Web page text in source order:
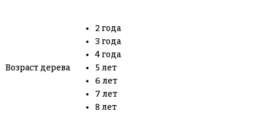
Возраст дерева
2 года
3 года
4 года
5 лет
6 лет
7 лет
8 лет